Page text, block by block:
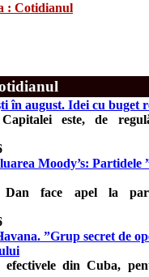
: Cotidianul
în august. Idei cu buget
este, de
Moody’s: Partidele
Dan face apel la
”Grup secret de
efectivele din Cuba,